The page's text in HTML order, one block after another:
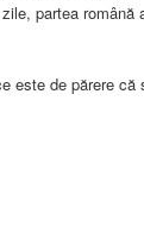
partea
este de părere